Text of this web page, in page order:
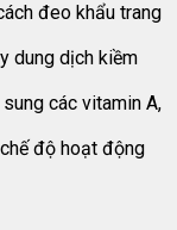
đeo khẩu trang
dung dịch kiềm
các vitamin A,
độ hoạt động